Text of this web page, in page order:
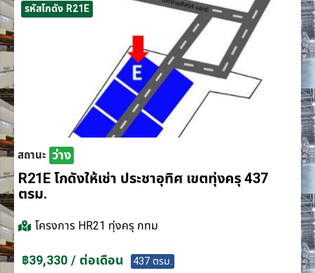
รหัสโกดัง R21E
สถานะ ว่าง
R21E โกดังให้เช่า ประชาอุทิศ เขตทุ่งครุ 437
ตรม.
โครงการ HR21 ทุ่งครุ กทม
฿39,330 / ต่อเดือน 437 ตรม.